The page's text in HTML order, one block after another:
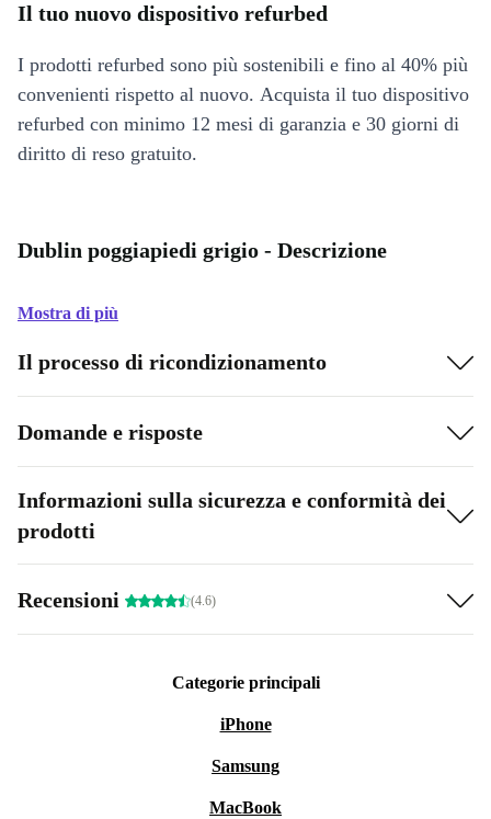
Il tuo nuovo dispositivo refurbed
I prodotti refurbed sono più sostenibili e fino al 40% più
convenienti rispetto al nuovo. Acquista il tuo dispositivo
refurbed con minimo 12 mesi di garanzia e 30 giorni di
diritto di reso gratuito.
Dublin poggiapiedi grigio - Descrizione
Mostra di più
Il processo di ricondizionamento
Domande e risposte
Informazioni sulla sicurezza e conformità dei
prodotti
Recensioni (4.6)
Categorie principali
iPhone
Samsung
MacBook